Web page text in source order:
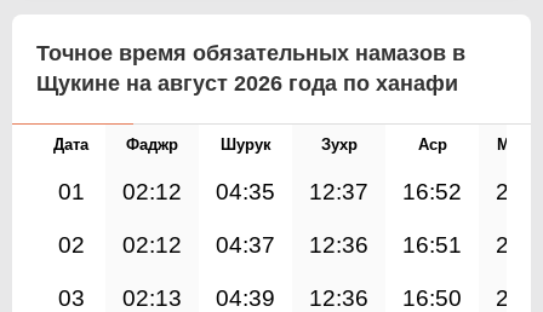
Точное время обязательных намазов в
Щукине на август 2026 года по ханафи
Дата Фаджр Шурук Зухр Аср
01 02:12 04:35 12:37 16:52
02 02:12 04:37 12:36 16:51
03 02:13 04:39 12:36 16:50